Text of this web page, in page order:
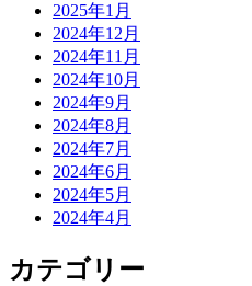
2025年1月
2024年12月
2024年11月
2024年10月
2024年9月
2024年8月
2024年7月
2024年6月
2024年5月
2024年4月
カテゴリー